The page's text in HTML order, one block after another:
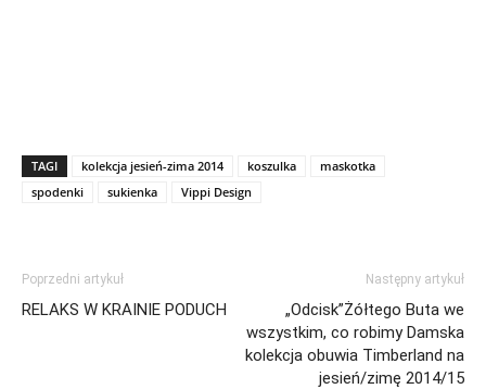
TAGI kolekcja jesień-zima 2014 koszulka
maskotka
spodenki
sukienka Vippi Design
Poprzedni artykuł
RELAKS W KRAINIE PODUCH
Następny artykuł
„Odcisk”Żółtego Buta we
wszystkim, co robimy Damska
kolekcja obuwia Timberland na
jesień/zimę 2014/15